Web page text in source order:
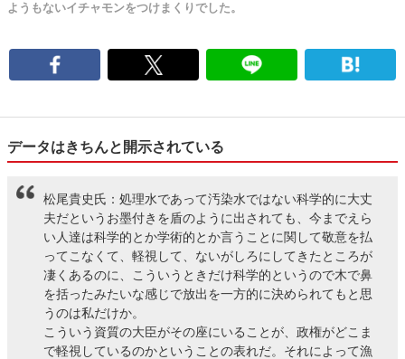
ようもないイチャモンをつけまくりでした。
データはきちんと開示されている
松尾貴史氏：処理水であって汚染水ではない科学的に大丈
夫だというお墨付きを盾のように出されても、今までえら
い人達は科学的とか学術的とか言うことに関して敬意を払
ってこなくて、軽視して、ないがしろにしてきたところが
凄くあるのに、こういうときだけ科学的というので木で鼻
を括ったみたいな感じで放出を一方的に決められてもと思
うのは私だけか。
こういう資質の大臣がその座にいることが、政権がどこま
で軽視しているのかということの表れだ。それによって漁